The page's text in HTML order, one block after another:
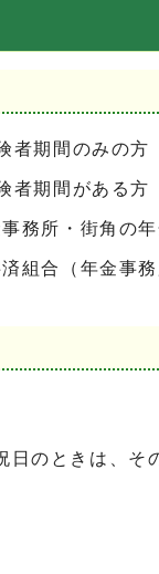
者期間のみの
者期間があ
所・街角の年
合（年金事務
日のときは、